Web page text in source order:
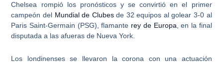
Chelsea rompió los pronósticosy se convirtió en el primer
campeón del Mundial de Clubesde 32 equipos al golear 3-0 al
Paris Saint-Germain (PSG), flamante rey de Europa , en la final
disputada a las afueras de Nueva York.
Los londinenses se llevaron la corona con una actuación